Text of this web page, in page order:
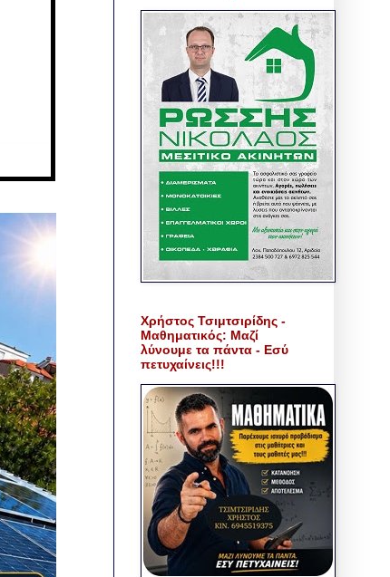
Χρήστος Τσιμτσιρίδης -
Μαθηματικός: Μαζί
λύνουμε τα πάντα - Εσύ
πετυχαίνεις!!!